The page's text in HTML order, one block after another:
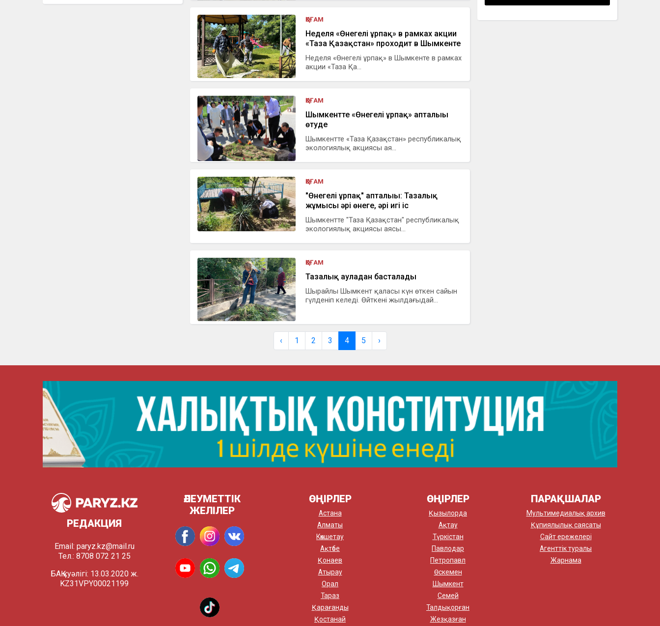
бүгін, 16:00
ҚОҒАМ
Неделя «Өнегелі ұрпақ» в рамках акции
«Таза Қазақстан» проходит в Шымкенте
Неделя «Өнегелі ұрпақ» в Шымкенте в рамках
акции «Таза Қа...
ҚОҒАМ
Шымкентте «Өнегелі ұрпақ» апталығы
өтуде
Шымкентте «Таза Қазақстан» республикалық
экологиялық акциясы ая...
ҚОҒАМ
"Өнегелі ұрпақ" апталығы: Тазалық
жұмысы әрі өнеге, әрі игі іс
Шымкентте "Таза Қазақстан" республикалық
экологиялық акциясы аясы...
ҚОҒАМ
Тазалық ауладан басталады
Шырайлы Шымкент қаласы күн өткен сайын
гүлденіп келеді. Өйткені жылдағыдай...
‹ 1 2 3 4 5 ›
РЕДАКЦИЯ
Email: paryz.kz@mail.ru
Тел.: 8708 072 21 25
БАҚ куәлігі: 13.03.2020 ж.
KZ31VPY00021199
ӘЛЕУМЕТТІК
ЖЕЛІЛЕР
ӨҢІРЛЕР
Астана
Алматы
Көкшетау
Ақтөбе
Қонаев
Атырау
Орал
Тараз
Қарағанды
Қостанай
ӨҢІРЛЕР
Қызылорда
Ақтау
Түркістан
Павлодар
Петропавл
Өскемен
Шымкент
Семей
Талдықорған
Жезқазған
ПАРАҚШАЛАР
Мультимедиалық архив
Құпиялылық саясаты
Сайт ережелері
Агенттік туралы
Жарнама